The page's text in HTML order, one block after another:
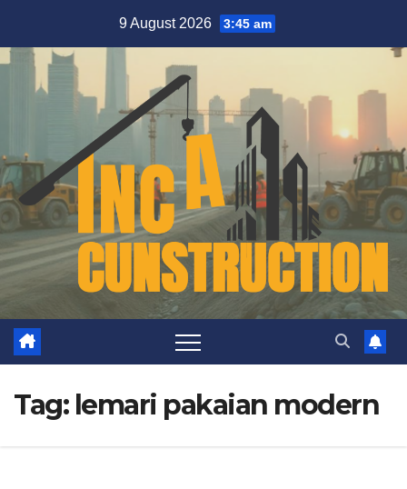
content
9 August 2026 3:45 am
Tag: lemari pakaian modern